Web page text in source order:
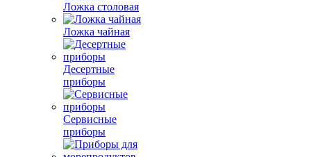
Ложка столовая
Ложка чайная
Десертные
приборы
Сервисные
приборы